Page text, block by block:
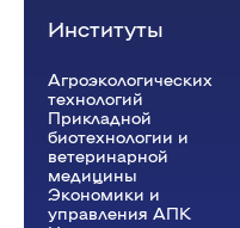
Институты
Агроэкологических
технологий
Прикладной
биотехнологии и
ветеринарной
медицины
Экономики и
управления АПК